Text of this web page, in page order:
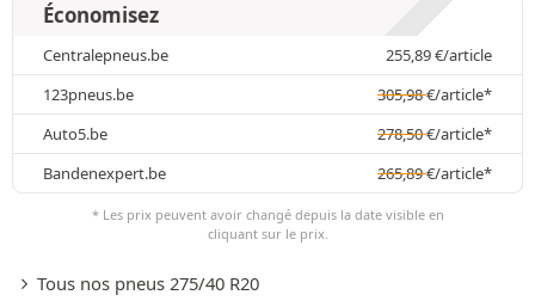
Économisez
Centralepneus.be 255,89€/article
123pneus.be
305,98€/article*
Auto5.be
278,50€/article*
Bandenexpert.be
265,89€/article*
* Les prix peuvent avoir changé depuis la date visible en
cliquant sur le prix.
Tous nos pneus 275/40 R20